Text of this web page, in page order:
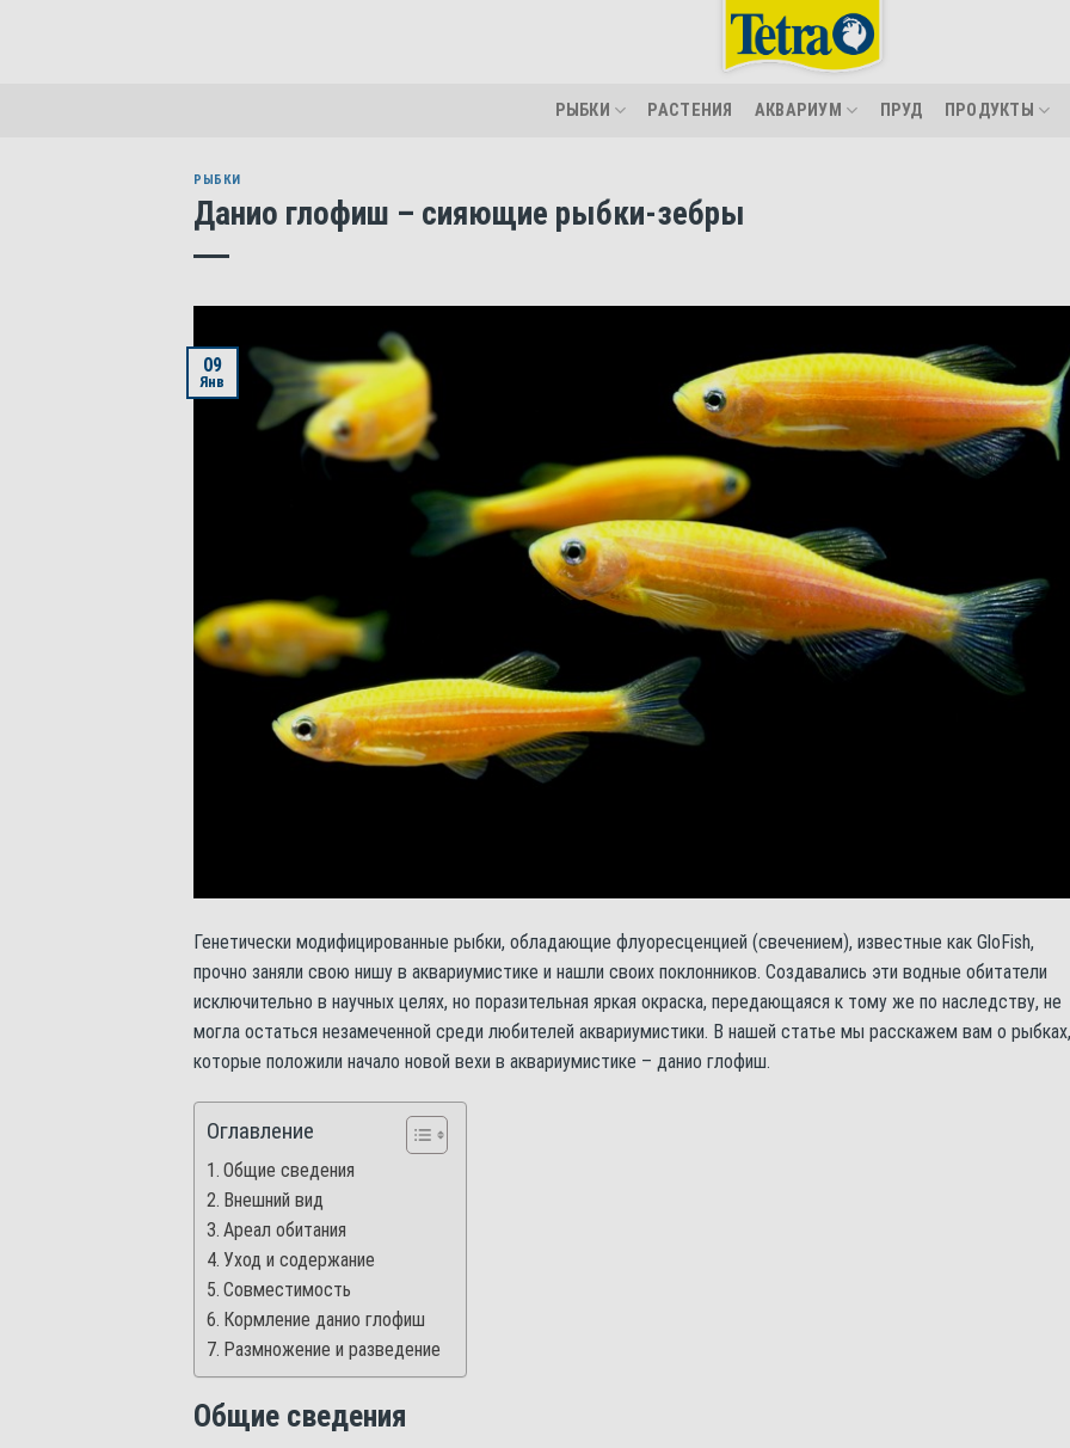
РЫБКИ РАСТЕНИЯ АКВАРИУМ ПРУД ПРОДУКТЫ
РЫБКИ
Данио глофиш – сияющие рыбки-зебры
09
Янв
Генетически модифицированные рыбки, обладающие флуоресценцией (свечением), известные как GloFish,
прочно заняли свою нишу в аквариумистике и нашли своих поклонников. Создавались эти водные обитатели
исключительно в научных целях, но поразительная яркая окраска, передающаяся к тому же по наследству, не
могла остаться незамеченной среди любителей аквариумистики. В нашей статье мы расскажем вам о рыбках,
которые положили начало новой вехи в аквариумистике – данио глофиш.
Оглавление
Общие сведения
Внешний вид
Ареал обитания
Уход и содержание
Совместимость
Кормление данио глофиш
Размножение и разведение
Общие сведения